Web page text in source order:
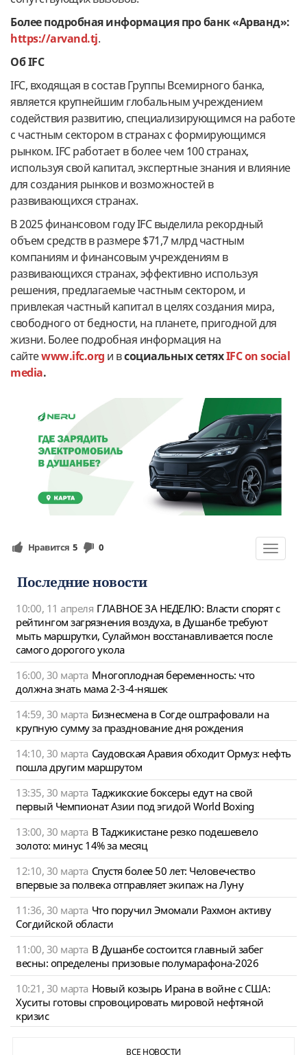
Более подробная информация про банк «Арванд»:
https://arvand.tj.
ОбIFC
IFC, входящая в состав Группы Всемирного банка,
является крупнейшим глобальным учреждением
содействия развитию, специализирующимся на работе
с частным сектором в странах с формирующимся
рынком. IFC работает в более чем 100 странах,
используя свой капитал, экспертные знания и влияние
для создания рынков и возможностей в
развивающихся странах.
В 2025 финансовом году IFC выделила рекордный
объем средств в размере $71,7 млрд частным
компаниям и финансовым учреждениям в
развивающихся странах, эффективно используя
решения, предлагаемые частным сектором, и
привлекая частный капитал в целях создания мира,
свободного от бедности, на планете, пригодной для
жизни. Более подробная информация на
сайтеwww.ifc.org и всоциальных сетяхIFConsocial
media.
Toggle
Нравится 5 0
Последние новости
10:00, 11 апреля ГЛАВНОЕ ЗА НЕДЕЛЮ: Власти спорят с
рейтингом загрязнения воздуха, в Душанбе требуют
мыть маршрутки, Сулаймон восстанавливается после
самого дорогого укола
16:00, 30 марта Многоплодная беременность: что
должна знать мама 2-3-4-няшек
14:59, 30 марта Бизнесмена в Согде оштрафовали на
крупную сумму за празднование дня рождения
14:10, 30 марта Саудовская Аравия обходит Ормуз: нефть
пошла другим маршрутом
13:35, 30 марта Таджикские боксеры едут на свой
первый Чемпионат Азии под эгидой World Boxing
13:00, 30 марта В Таджикистане резко подешевело
золото: минус 14% за месяц
12:10, 30 марта Спустя более 50 лет: Человечество
впервые за полвека отправляет экипаж на Луну
11:36, 30 марта Что поручил Эмомали Рахмон активу
Согдийской области
11:00, 30 марта В Душанбе состоится главный забег
весны: определены призовые полумарафона-2026
10:21, 30 марта Новый козырь Ирана в войне с США:
Хуситы готовы спровоцировать мировой нефтяной
кризис
ВСЕ НОВОСТИ